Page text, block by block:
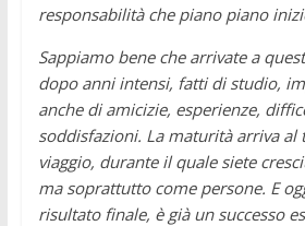
responsabilità che piano piano
Sappiamo bene che arrivate a
dopo anni intensi, fatti di studio,
anche di amicizie, esperienze,
soddisfazioni. La maturità arriva
viaggio, durante il quale siete
ma soprattutto come persone. E
risultato finale, è già un successo